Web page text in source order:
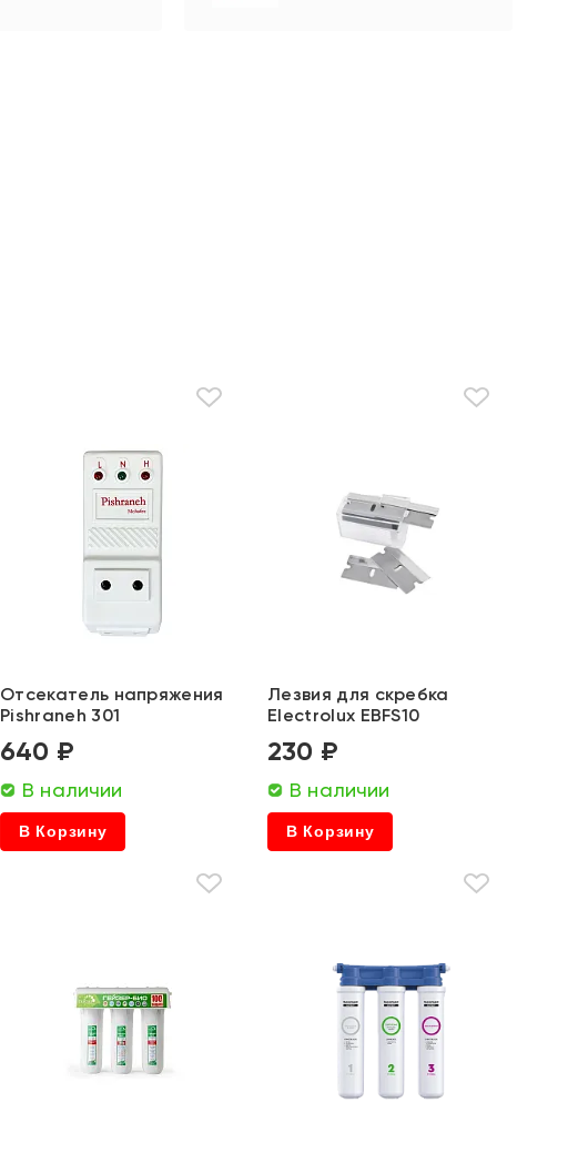
Отсекатель напряжения
Pishraneh 301
640 ₽
В наличии
В Корзину
Лезвия для скребка
Electrolux EBFS10
230 ₽
В наличии
В Корзину